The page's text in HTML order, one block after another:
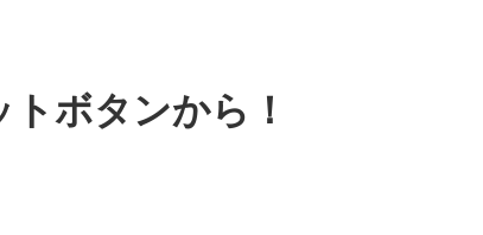
ボタンから！